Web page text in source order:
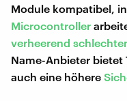
Module kompatibel,
Microcontroller
verheerend
Name-Anbieter bietet
auch eine höhere